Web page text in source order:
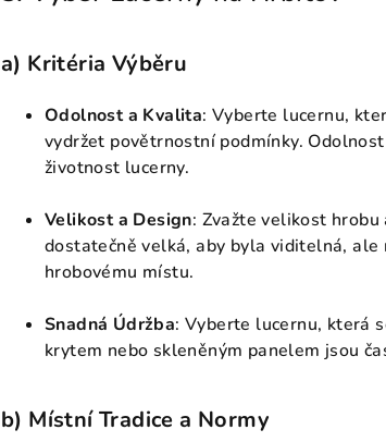
a) Kritéria Výběru
Odolnost a Kvalita: Vyberte lucernu,
vydržet povětrnostní podmínky.
životnost lucerny.
Velikost a Design: Zvažte velikost
dostatečně velká, aby byla viditelná,
hrobovému místu.
Snadná Údržba: Vyberte lucernu, která
krytem nebo skleněným panelem jsou
b) Místní Tradice a Normy